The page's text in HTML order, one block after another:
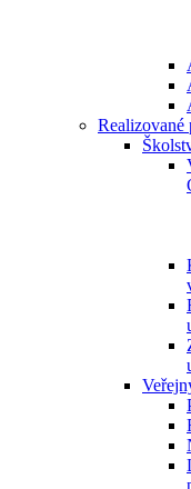
Realizované